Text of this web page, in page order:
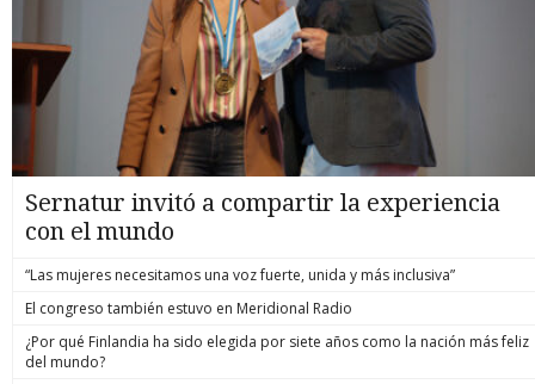
Sernatur invitó a compartir la experiencia
con el mundo
“Las mujeres necesitamos una voz fuerte, unida y más inclusiva”
El congreso también estuvo en Meridional Radio
¿Por qué Finlandia ha sido elegida por siete años como la nación más feliz
del mundo?